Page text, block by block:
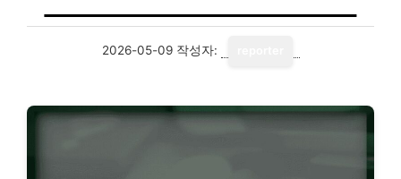
2026-05-09 작성자: